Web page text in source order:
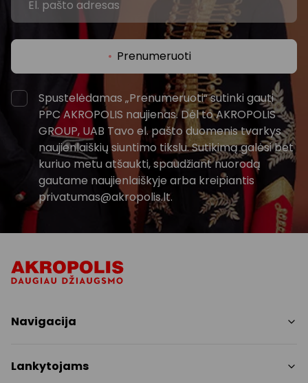
Prenumeruoti
Spustelėdamas „Prenumeruoti“ sutinki gauti
PPC AKROPOLIS naujienas. Dėl to AKROPOLIS
GROUP, UAB Tavo el. pašto duomenis tvarkys
naujienlaiškių siuntimo tikslu. Sutikimą galėsi bet
kuriuo metu atšaukti, spaudžiant nuorodą
gautame naujienlaiškyje arba kreipiantis
privatumas@akropolis.lt.
Navigacija
Paslaugos
Lankytojams